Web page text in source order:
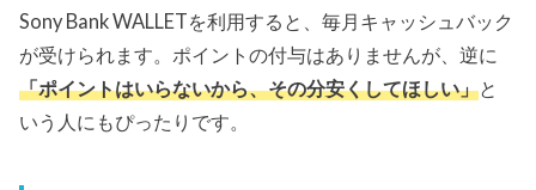
Sony Bank WALLETを利用すると、毎月キャッシュバック
が受けられます。ポイントの付与はありませんが、逆に
「ポイントはいらないから、その分安くしてほしい」と
いう人にもぴったりです。